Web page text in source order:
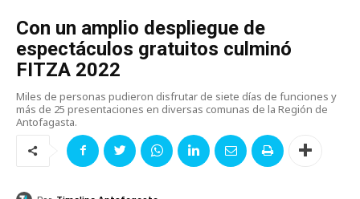
Con un amplio despliegue de
espectáculos gratuitos culminó
FITZA 2022
Miles de personas pudieron disfrutar de siete días de funciones y
más de 25 presentaciones en diversas comunas de la Región de
Antofagasta.